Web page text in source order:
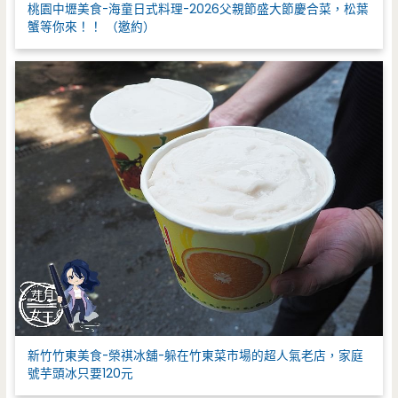
桃園中壢美食-海童日式料理-2026父親節盛大節慶合菜，松葉
蟹等你來！！ （邀約）
新竹竹東美食-榮祺冰舖-躲在竹東菜市場的超人氣老店，家庭
號芋頭冰只要120元